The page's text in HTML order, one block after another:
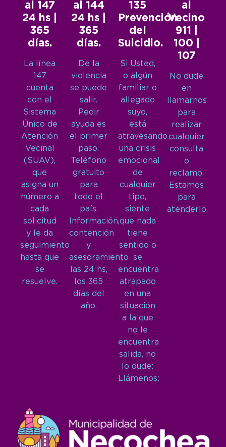
al 147
24 hs |
365
días.
La línea
147
cuenta
con el
Sistema
Único de
Atención
Vecinal
(SUAV),
que
asigna un
número a
cada
solicitud
y le da
seguimiento
hasta que
se
resuelve.
al 144
24 hs |
365
días.
De la
violencia
se puede
salir.
Pedir
ayuda es
el primer
paso.
Teléfono
gratuito
para
todo el
país.
Información,
contención
y
asesoramiento
las 24 hs,
los 365
días del
año.
135
Prevención
del
Suicidio.
Si Usted,
o algún
familiar o
allegado
suyo,
está
atravesando
una crisis
emocional
de
cualquier
tipo,
siente
que nada
tiene
sentido o
se
encuentra
atrapado
en una
situación
a la que
no le
encuentra
salida, no
lo dude:
Llámenos:
al
Vecino
911 |
100 |
107
No dude
en
llamarnos
para
realizar
cualquier
consulta
o
reclamo.
Estamos
para
atenderlo.